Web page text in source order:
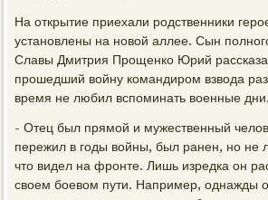
На открытие приехали родственники
установлены на новой аллее. Сын
Славы Дмитрия Прощенко Юрий
прошедший войну командиром взвода
время не любил вспоминать военные дни.
- Отец был прямой и мужественный
пережил в годы войны, был ранен, но не
что видел на фронте. Лишь изредка он
своем боевом пути. Например, однажды